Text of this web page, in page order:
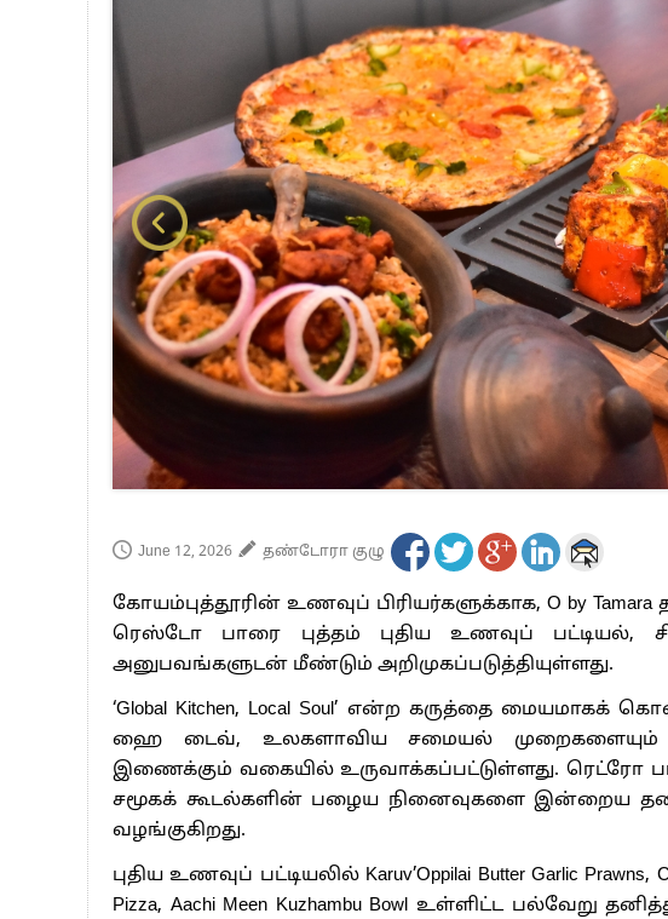
பாகிஸ்தானின் அணு ஆயுத மிரட்டலுக்கு அஞ்சமாட்டோம் –
மத்திய ஆசிரியர் தகுதித் தேர்வு: பட்டதாரிகள் அக்.16 வரை
தமிழக சட்டப்பேரவையில் காலியிடங்கள் 6 ஆக உயர்வு
June 12, 2026 தண்டோரா குழு
கோயம்புத்தூரின் உணவுப் பிரியர்களுக்காக, O by
ரெஸ்டோ பாரை புத்தம் புதிய உணவுப் பட்டியல்,
அனுபவங்களுடன் மீண்டும் அறிமுகப்படுத்தியுள்ளது.
‘Global Kitchen, Local Soul’ என்ற கருத்தை மையமாகக்
ஹை டைவ், உலகளாவிய சமையல் முறைகளையும்
இணைக்கும் வகையில் உருவாக்கப்பட்டுள்ளது. ரெட்ரோ
சமூகக் கூடல்களின் பழைய நினைவுகளை இன்றைய
வழங்குகிறது.
புதிய உணவுப் பட்டியலில் Karuv’Oppilai Butter Garlic Prawns,
Pizza, Aachi Meen Kuzhambu Bowl உள்ளிட்ட